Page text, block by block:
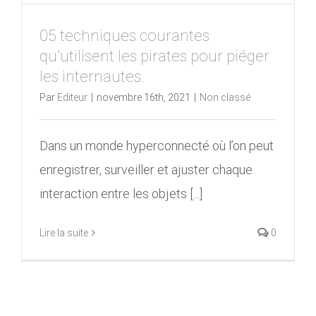
05 techniques courantes
qu’utilisent les pirates pour piéger
les internautes.
Par Editeur novembre 16th, 2021 Non classé
Dans un monde hyperconnecté où l’on peut
enregistrer, surveiller et ajuster chaque
interaction entre les objets [...]
Lire la suite 0